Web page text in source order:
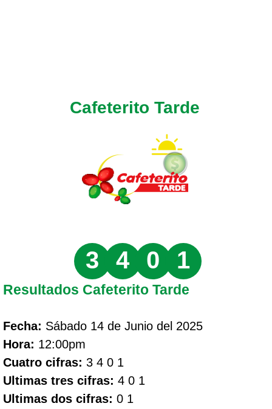
Cafeterito Tarde
3 4 0 1
Resultados Cafeterito Tarde
Fecha: Sábado 14 de Junio del 2025
Hora: 12:00pm
Cuatro cifras: 3 4 0 1
Ultimas tres cifras: 4 0 1
Ultimas dos cifras: 0 1